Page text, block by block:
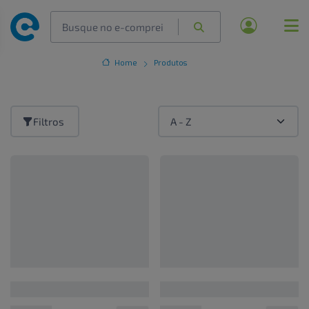
Home Produtos
Filtros